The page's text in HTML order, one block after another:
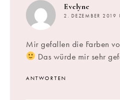
Evelyne
2. DEZEMBER 2019
Mir gefallen die Farben
Das würde mir sehr
ANTWORTEN